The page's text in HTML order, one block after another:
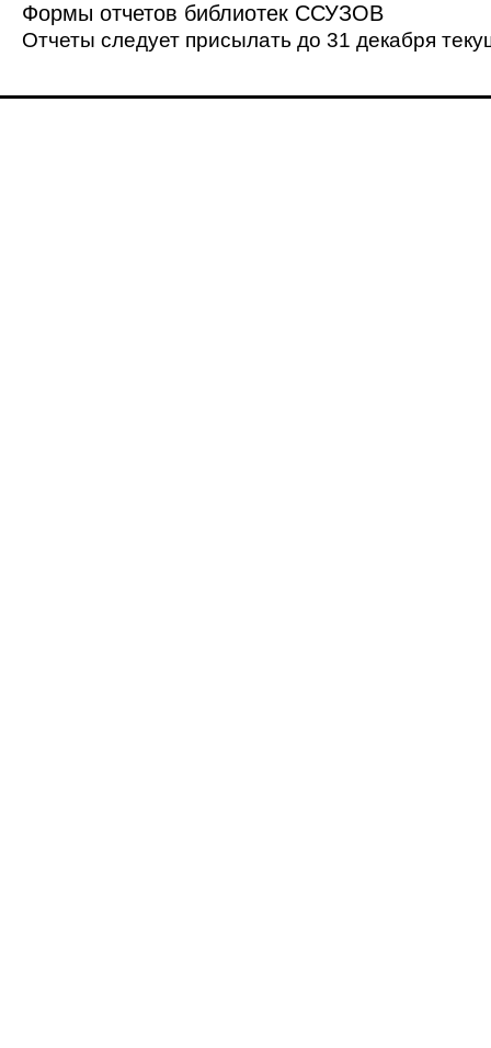
Формы отчетов библиотек ССУЗОВ
Отчеты следует присылать до 31 декабря